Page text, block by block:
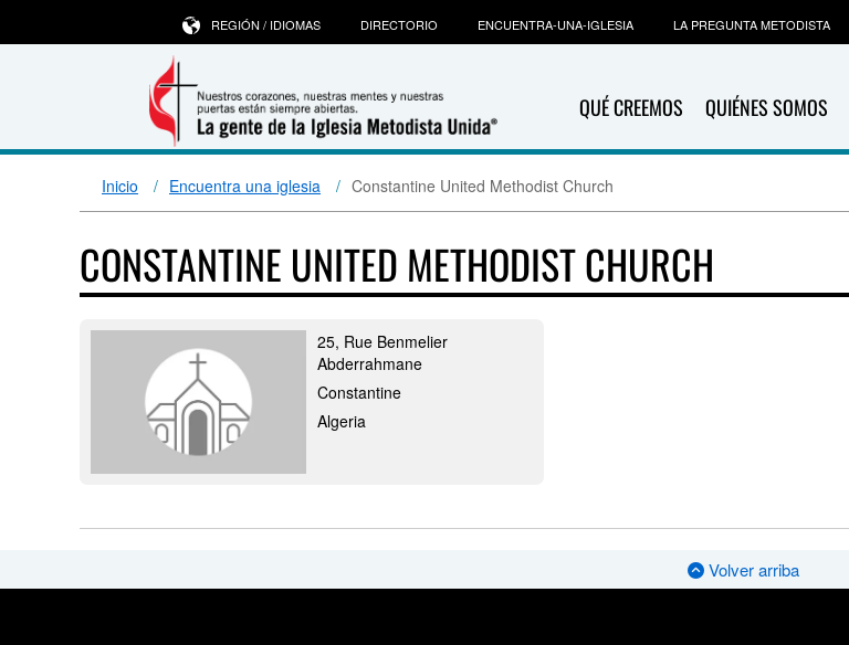
QUÉ CREEMOS QUIÉNES SOMOS
REGIÓN / IDIOMAS DIRECTORIO ENCUENTRA-UNA-IGLESIA LA PREGUNTA METODISTA
Inicio Encuentra una iglesia Constantine United Methodist Church
CONSTANTINE UNITED METHODIST CHURCH
25, Rue Benmelier
Abderrahmane
Constantine
Algeria
Volver arriba